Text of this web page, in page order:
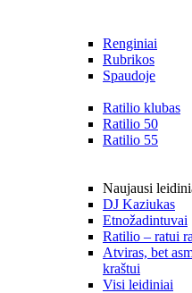
Renginiai
Rubrikos
Spaudoje
Ratilio klubas
Ratilio 50
Ratilio 55
Naujausi
DJ Kaziukas
Etnožadintuvai
Ratilio – ratui
Atviras, bet
kraštui
Visi leidiniai